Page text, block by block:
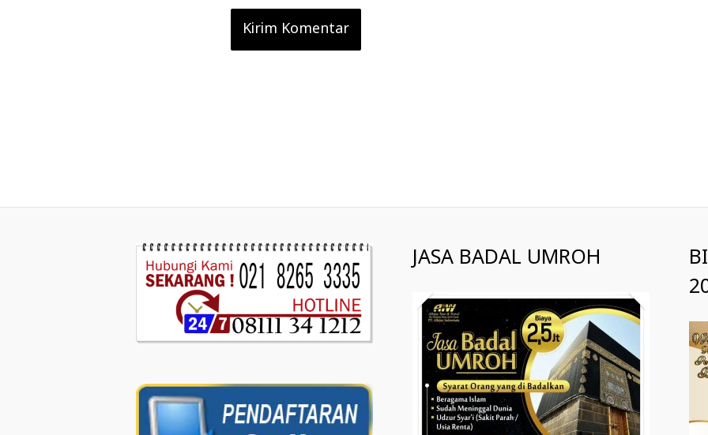
JASA BADAL UMROH